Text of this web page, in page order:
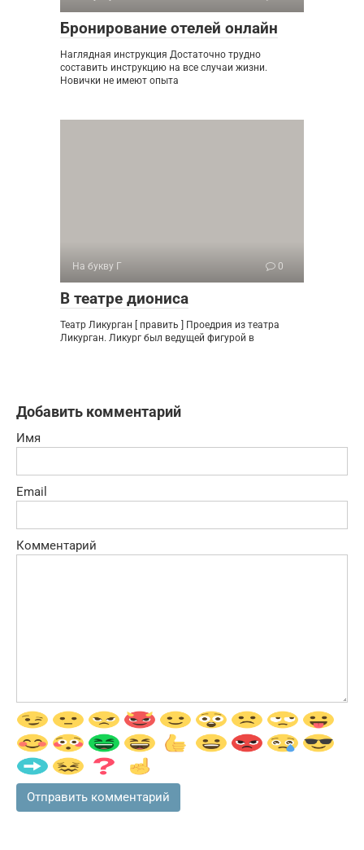
Бронирование отелей онлайн
Наглядная инструкция Достаточно трудно
составить инструкцию на все случаи жизни.
Новички не имеют опыта
На букву Г 0
В театре диониса
Театр Ликурган [ править ] Проедрия из театра
Ликурган. Ликург был ведущей фигурой в
Добавить комментарий
Имя
Email
Комментарий